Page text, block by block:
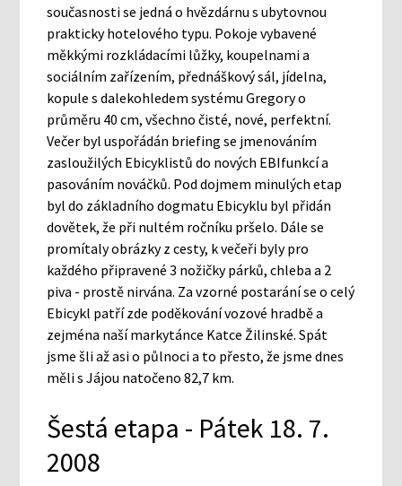
současnosti se jedná o hvězdárnu s ubytovnou
prakticky hotelového typu. Pokoje vybavené
měkkými rozkládacími lůžky, koupelnami a
sociálním zařízením, přednáškový sál, jídelna,
kopule s dalekohledem systému Gregory o
průměru 40 cm, všechno čisté, nové, perfektní.
Večer byl uspořádán briefing se jmenováním
zasloužilých Ebicyklistů do nových EBIfunkcí a
pasováním nováčků. Pod dojmem minulých etap
byl do základního dogmatu Ebicyklu byl přidán
dovětek, že při nultém ročníku pršelo. Dále se
promítaly obrázky z cesty, k večeři byly pro
každého připravené 3 nožičky párků, chleba a 2
piva - prostě nirvána. Za vzorné postarání se o celý
Ebicykl patří zde poděkování vozové hradbě a
zejména naší markytánce Katce Žilinské. Spát
jsme šli až asi o půlnoci a to přesto, že jsme dnes
měli s Jájou natočeno 82,7 km.
Šestá etapa - Pátek 18. 7.
2008